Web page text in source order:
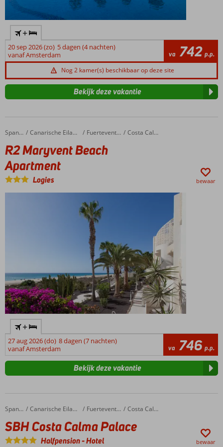
+
20 sep 2026 (zo) 5 dagen (4 nachten)
vanaf Amsterdam
va 742 p.p.
Nog 2 kamer(s) beschikbaar op deze site
Bekijk deze vakantie
Home Spanje Canarische Eilanden Fuerteventura Costa Calma
R2 Maryvent Beach Apartment
R2 Maryvent Beach
Apartment
Logies bewaar
+
27 aug 2026 (do) 8 dagen (7 nachten)
vanaf Amsterdam
va 746 p.p.
Bekijk deze vakantie
Home Spanje Canarische Eilanden Fuerteventura Costa Calma
SBH Costa Calma Palace
SBH Costa Calma Palace
Halfpension-Hotel bewaar